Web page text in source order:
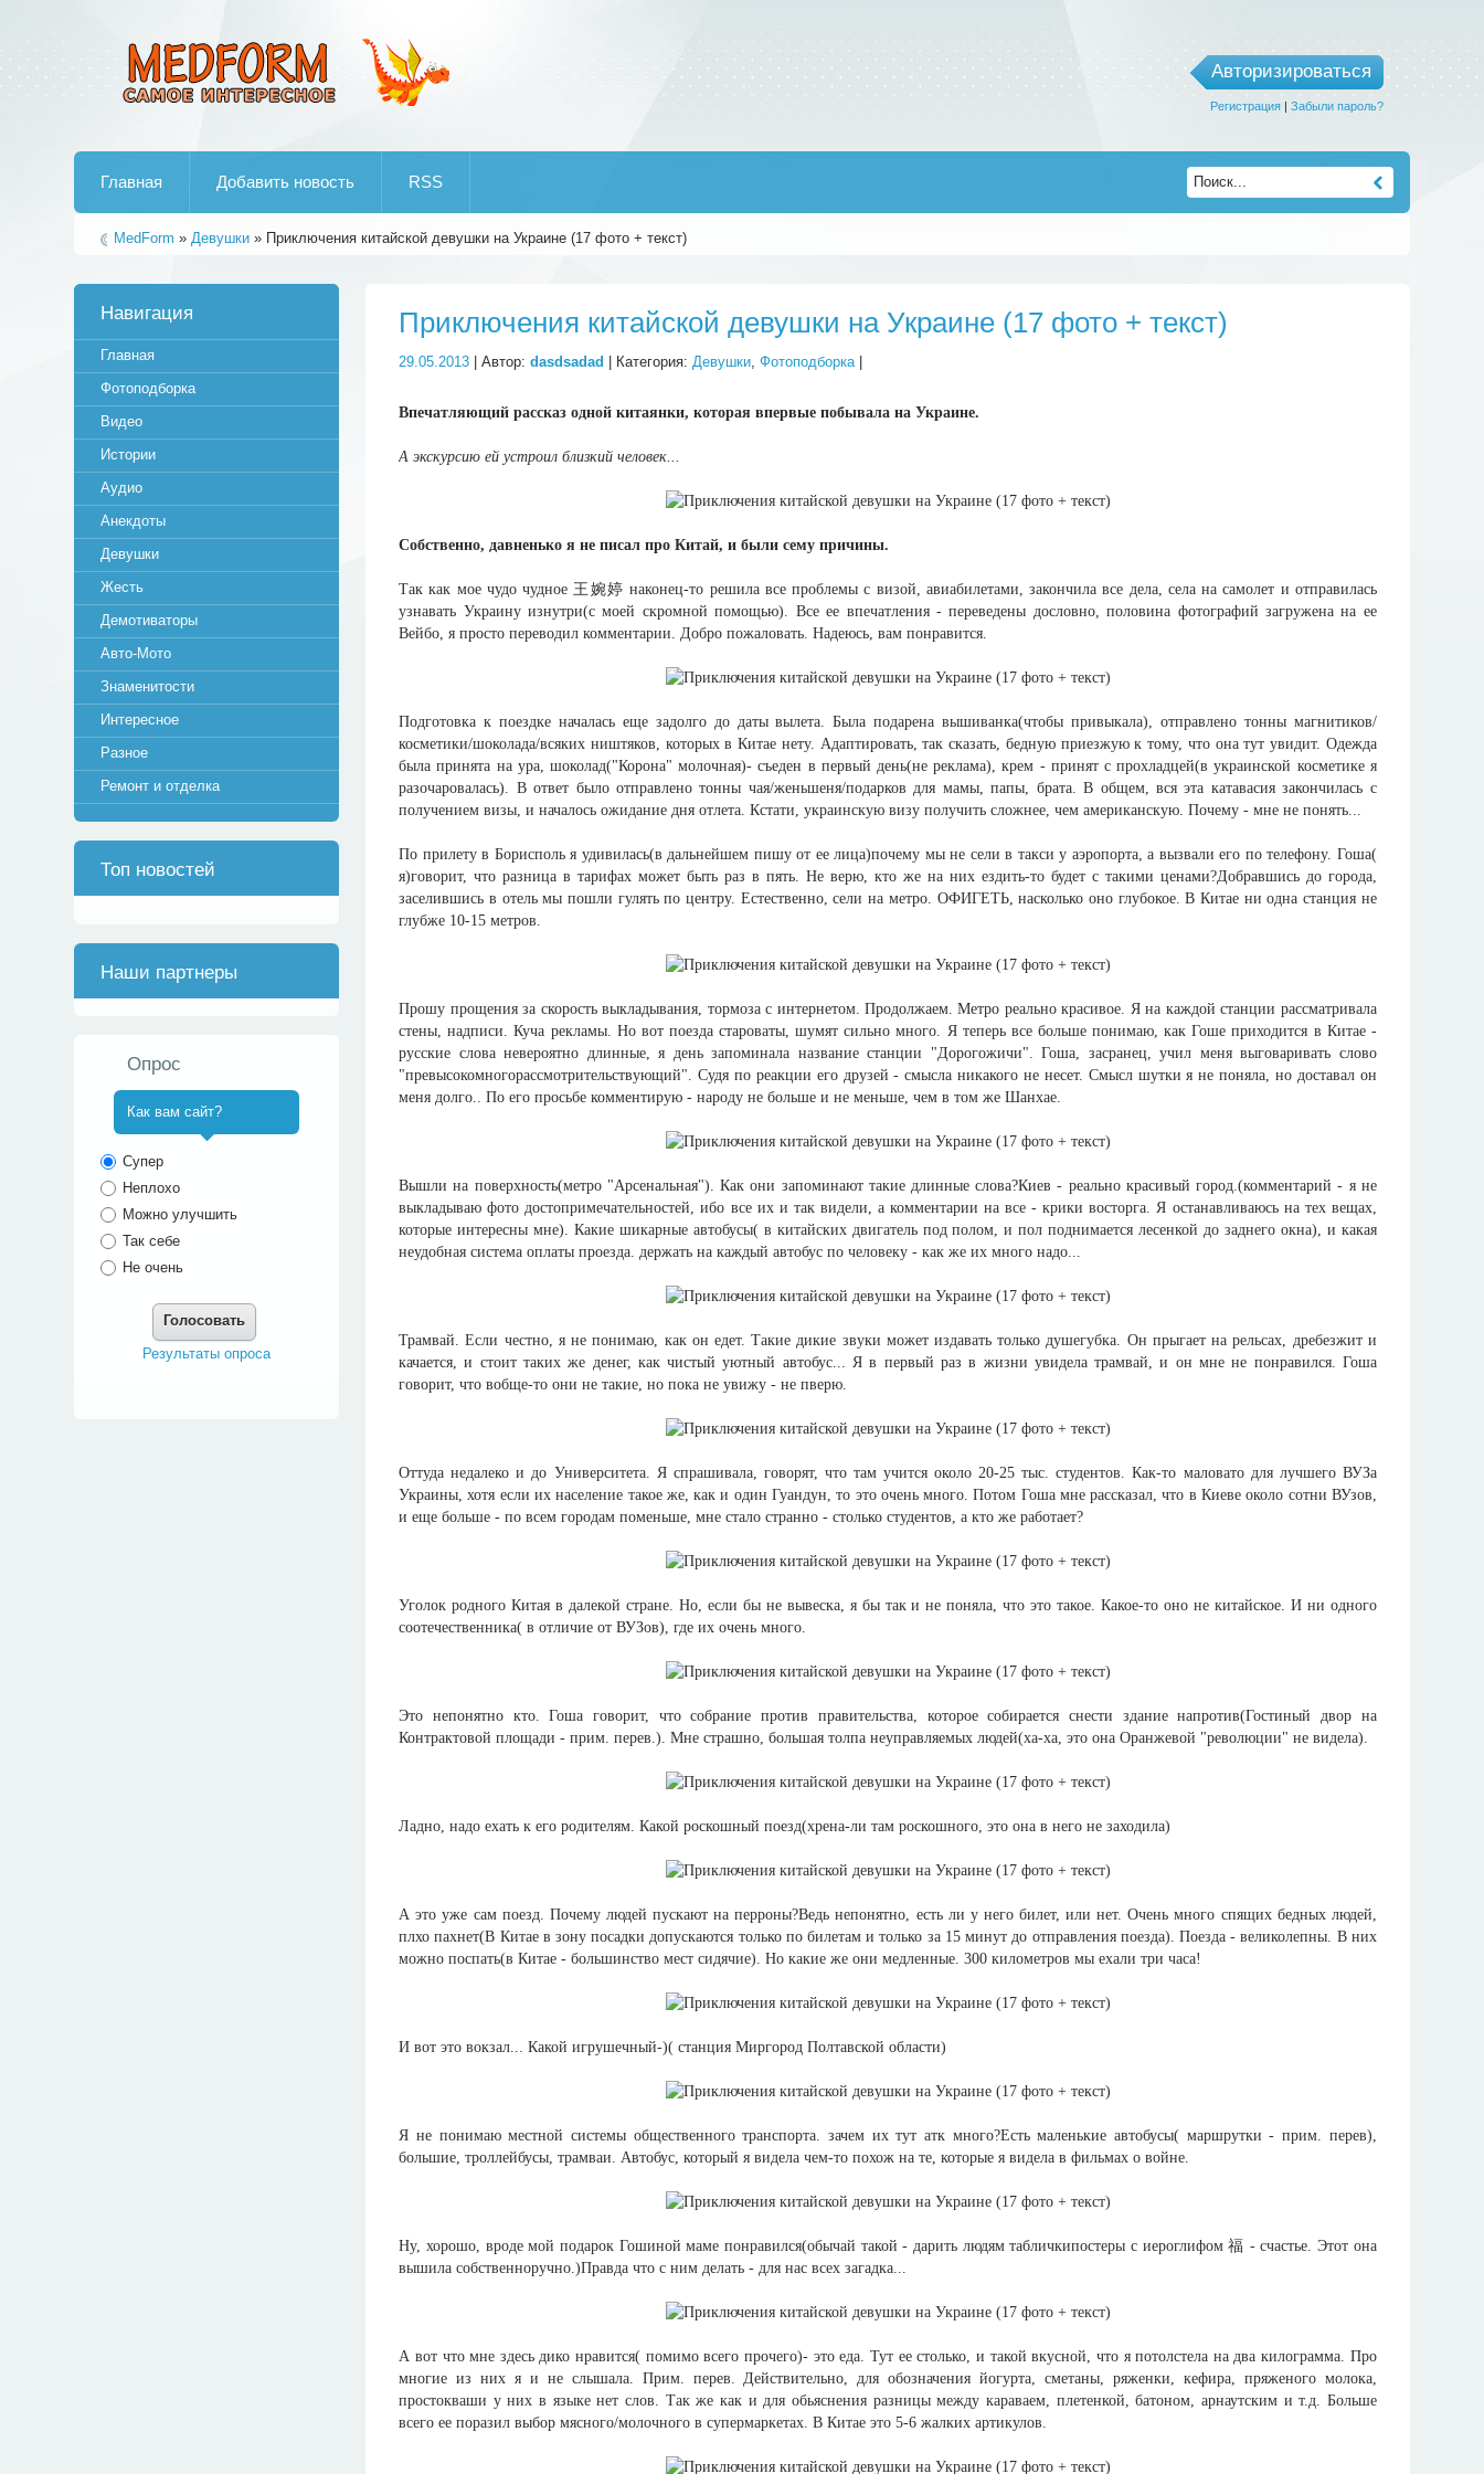
Авторизироваться
Регистрация| Забыли пароль?
Главная Добавить новость RSS
MedForm »Девушки » Приключения китайской девушки на Украине (17 фото + текст)
Приключения китайской девушки на Украине (17 фото + текст)
29.05.2013 | Автор:dasdsadad | Категория:Девушки,Фотоподборка|
Впечатляющий рассказ одной китаянки, которая впервые побывала на Украине.
А экскурсию ей устроил близкий человек...
Собственно, давненько я не писал про Китай, и были сему причины.
Так как мое чудо чудное 王婉婷 наконец-то решила все проблемы с визой, авиабилетами, закончила все дела, села на самолет и отправилась
узнавать Украину изнутри(с моей скромной помощью). Все ее впечатления - переведены дословно, половина фотографий загружена на ее
Вейбо, я просто переводил комментарии. Добро пожаловать. Надеюсь, вам понравится.
Подготовка к поездке началась еще задолго до даты вылета. Была подарена вышиванка(чтобы привыкала), отправлено тонны магнитиков/
косметики/шоколада/всяких ништяков, которых в Китае нету. Адаптировать, так сказать, бедную приезжую к тому, что она тут увидит. Одежда
была принята на ура, шоколад("Корона" молочная)- съеден в первый день(не реклама), крем - принят с прохладцей(в украинской косметике я
разочаровалась). В ответ было отправлено тонны чая/женьшеня/подарков для мамы, папы, брата. В общем, вся эта катавасия закончилась с
получением визы, и началось ожидание дня отлета. Кстати, украинскую визу получить сложнее, чем американскую. Почему - мне не понять...
По прилету в Борисполь я удивилась(в дальнейшем пишу от ее лица)почему мы не сели в такси у аэропорта, а вызвали его по телефону. Гоша(
я)говорит, что разница в тарифах может быть раз в пять. Не верю, кто же на них ездить-то будет с такими ценами?Добравшись до города,
заселившись в отель мы пошли гулять по центру. Естественно, сели на метро. ОФИГЕТЬ, насколько оно глубокое. В Китае ни одна станция не
глубже 10-15 метров.
Прошу прощения за скорость выкладывания, тормоза с интернетом. Продолжаем. Метро реально красивое. Я на каждой станции рассматривала
стены, надписи. Куча рекламы. Но вот поезда староваты, шумят сильно много. Я теперь все больше понимаю, как Гоше приходится в Китае -
русские слова невероятно длинные, я день запоминала название станции "Дорогожичи". Гоша, засранец, учил меня выговаривать слово
"превысокомногорассмотрительствующий". Судя по реакции его друзей - смысла никакого не несет. Смысл шутки я не поняла, но доставал он
меня долго.. По его просьбе комментирую - народу не больше и не меньше, чем в том же Шанхае.
Вышли на поверхность(метро "Арсенальная"). Как они запоминают такие длинные слова?Киев - реально красивый город.(комментарий - я не
выкладываю фото достопримечательностей, ибо все их и так видели, а комментарии на все - крики восторга. Я останавливаюсь на тех вещах,
которые интересны мне). Какие шикарные автобусы( в китайских двигатель под полом, и пол поднимается лесенкой до заднего окна), и какая
неудобная система оплаты проезда. держать на каждый автобус по человеку - как же их много надо...
Трамвай. Если честно, я не понимаю, как он едет. Такие дикие звуки может издавать только душегубка. Он прыгает на рельсах, дребезжит и
качается, и стоит таких же денег, как чистый уютный автобус... Я в первый раз в жизни увидела трамвай, и он мне не понравился. Гоша
говорит, что вобще-то они не такие, но пока не увижу - не пверю.
Оттуда недалеко и до Университета. Я спрашивала, говорят, что там учится около 20-25 тыс. студентов. Как-то маловато для лучшего ВУЗа
Украины, хотя если их население такое же, как и один Гуандун, то это очень много. Потом Гоша мне рассказал, что в Киеве около сотни ВУзов,
и еще больше - по всем городам поменьше, мне стало странно - столько студентов, а кто же работает?
Уголок родного Китая в далекой стране. Но, если бы не вывеска, я бы так и не поняла, что это такое. Какое-то оно не китайское. И ни одного
соотечественника( в отличие от ВУЗов), где их очень много.
Это непонятно кто. Гоша говорит, что собрание против правительства, которое собирается снести здание напротив(Гостиный двор на
Контрактовой площади - прим. перев.). Мне страшно, большая толпа неуправляемых людей(ха-ха, это она Оранжевой "революции" не видела).
Ладно, надо ехать к его родителям. Какой роскошный поезд(хрена-ли там роскошного, это она в него не заходила)
А это уже сам поезд. Почему людей пускают на перроны?Ведь непонятно, есть ли у него билет, или нет. Очень много спящих бедных людей,
плхо пахнет(В Китае в зону посадки допускаются только по билетам и только за 15 минут до отправления поезда). Поезда - великолепны. В них
можно поспать(в Китае - большинство мест сидячие). Но какие же они медленные. 300 километров мы ехали три часа!
И вот это вокзал... Какой игрушечный-)( станция Миргород Полтавской области)
Я не понимаю местной системы общественного транспорта. зачем их тут атк много?Есть маленькие автобусы( маршрутки - прим. перев),
большие, троллейбусы, трамваи. Автобус, который я видела чем-то похож на те, которые я видела в фильмах о войне.
Ну, хорошо, вроде мой подарок Гошиной маме понравился(обычай такой - дарить людям табличкипостеры с иероглифом 福 - счастье. Этот она
вышила собственноручно.)Правда что с ним делать - для нас всех загадка...
А вот что мне здесь дико нравится( помимо всего прочего)- это еда. Тут ее столько, и такой вкусной, что я потолстела на два килограмма. Про
многие из них я и не слышала. Прим. перев. Действительно, для обозначения йогурта, сметаны, ряженки, кефира, пряженого молока,
простокваши у них в языке нет слов. Так же как и для обьяснения разницы между караваем, плетенкой, батоном, арнаутским и т.д. Больше
всего ее поразил выбор мясного/молочного в супермаркетах. В Китае это 5-6 жалких артикулов.
Навигация
Главная
Фотоподборка
Видео
Истории
Аудио
Анекдоты
Девушки
Жесть
Демотиваторы
Авто-Мото
Знаменитости
Интересное
Разное
Ремонт и отделка
Топ новостей
Наши партнеры
Опрос
Как вам сайт?
Супер
Неплохо
Можно улучшить
Так себе
Не очень
Голосовать
Результаты опроса